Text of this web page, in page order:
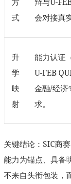
方
式
辩与U-
会对接真
升
学
映
射
能力认证
U-FEB
金融/经济
求。
关键结论：SIC商
能力为锚点、具备
不来自头衔包装，